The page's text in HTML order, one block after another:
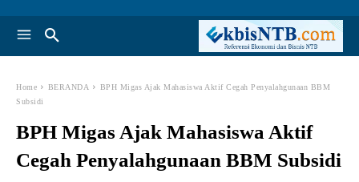
Home BERANDA
BPH Migas Ajak Mahasiswa Aktif Cegah Penyalahgunaan BBM
Subsidi
BPH Migas Ajak Mahasiswa Aktif
Cegah Penyalahgunaan BBM Subsidi